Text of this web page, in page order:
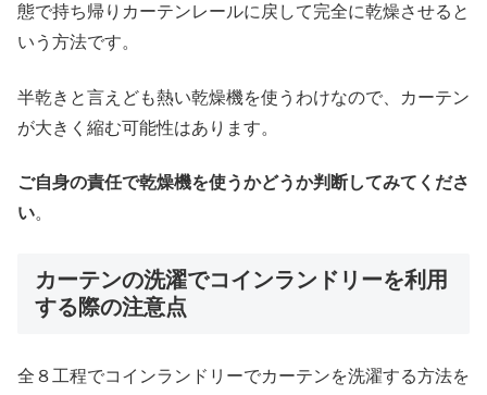
態で持ち帰りカーテンレールに戻して完全に乾燥させると
いう方法です。
半乾きと言えども熱い乾燥機を使うわけなので、カーテン
が大きく縮む可能性はあります。
ご自身の責任で乾燥機を使うかどうか判断してみてくださ
い。
カーテンの洗濯でコインランドリーを利用
する際の注意点
全８工程でコインランドリーでカーテンを洗濯する方法を